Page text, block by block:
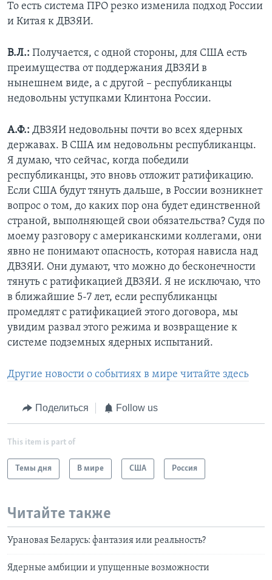
То есть система ПРО резко изменила подход России
и Китая к ДВЗЯИ.
В.Л.: Получается, с одной стороны, для США есть
преимущества от поддержания ДВЗЯИ в
нынешнем виде, а с другой – республиканцы
недовольны уступками Клинтона России.
А.Ф.: ДВЗЯИ недовольны почти во всех ядерных
державах. В США им недовольны республиканцы.
Я думаю, что сейчас, когда победили
республиканцы, это вновь отложит ратификацию.
Если США будут тянуть дальше, в России возникнет
вопрос о том, до каких пор она будет единственной
страной, выполняющей свои обязательства? Судя по
моему разговору с американскими коллегами, они
явно не понимают опасность, которая нависла над
ДВЗЯИ. Они думают, что можно до бесконечности
тянуть с ратификацией ДВЗЯИ. Я не исключаю, что
в ближайшие 5-7 лет, если республиканцы
промедлят с ратификацией этого договора, мы
увидим развал этого режима и возвращение к
системе подземных ядерных испытаний.
Другие новости о событиях в мире читайте здесь
Поделиться Follow us
This item is part of
Темы дня В мире США Россия
Читайте также
Урановая Беларусь: фантазия или реальность?
Ядерные амбиции и упущенные возможности